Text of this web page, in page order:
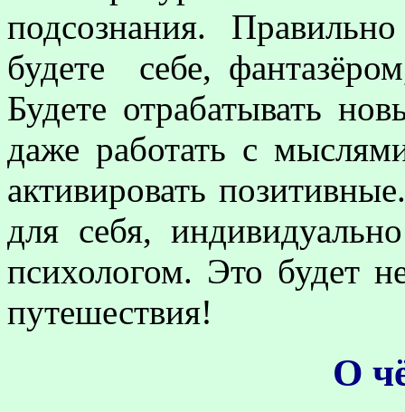
подсознания.
будете себе,
Будете отрабатывать
даже работать с
активировать
для себя,
психологом. Это будет
путешествия!
О